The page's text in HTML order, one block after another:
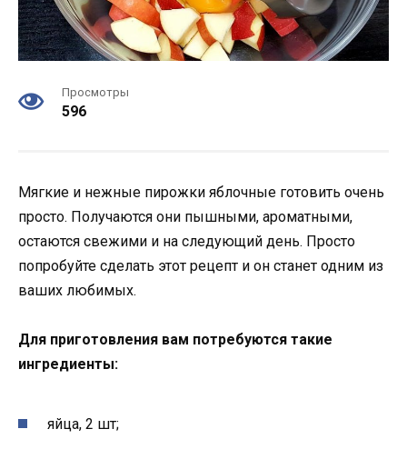
Просмотры
596
Мягкие и нежные пирожки яблочные готовить очень
просто. Получаются они пышными, ароматными,
остаются свежими и на следующий день. Просто
попробуйте сделать этот рецепт и он станет одним из
ваших любимых.
Для приготовления вам потребуются такие
ингредиенты:
яйца, 2 шт;